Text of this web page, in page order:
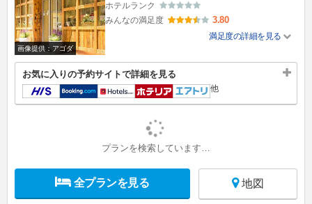
画像提供：アゴダ
ホテルランク
みんなの満足度
3.80
満足度の詳細を見る
お気に入りの予約サイトで詳細を見る
他
プランを検索しています…
全プランを見る 地図